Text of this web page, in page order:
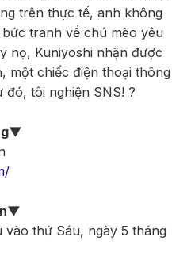
trên thực tế, anh không
tranh về chú mèo yêu
nọ, Kuniyoshi nhận được
một chiếc điện thoại thông
đó, tôi nghiện SNS! ?
thứ Sáu, ngày 5 tháng